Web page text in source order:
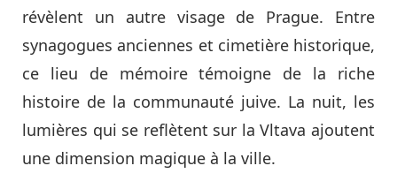
révèlent un autre visage de Prague. Entre
synagogues anciennes et cimetière historique,
ce lieu de mémoire témoigne de la riche
histoire de la communauté juive. La nuit, les
lumières qui se reflètent sur la Vltava ajoutent
une dimension magique à la ville.